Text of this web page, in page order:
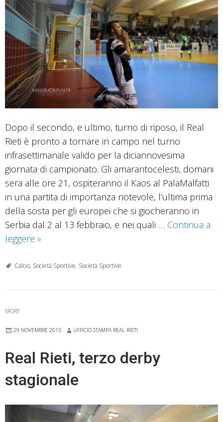
Dopo il secondo, e ultimo, turno di riposo, il Real
Rieti è pronto a tornare in campo nel turno
infrasettimanale valido per la diciannovesima
giornata di campionato. Gli amarantocelesti, domani
sera alle ore 21, ospiteranno il Kaos al PalaMalfatti
in una partita di importanza notevole, l’ultima prima
della sosta per gli europei che si giocheranno in
Serbia dal 2 al 13 febbraio, e nei quali … Continua a
leggere Real
prima
sosta
»
Calcio, Società Sportive, Società Sportive
SPORT
29 NOVEMBRE 2015 UFFICIO STAMPA REAL RIETI
Real Rieti, terzo derby
stagionale